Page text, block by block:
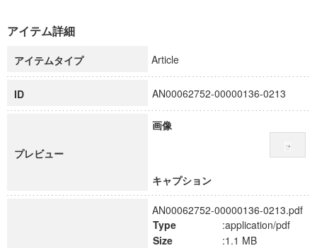
科学研究費補助金研究成果報告書
慶應義塾大学グローバルCOEプログラム市民社会ガバナンス
慶應義塾大学グローバルCOEプログラム論理と感性の先端的
博士課程教育リーディングプログラム「超成熟社会発展のサ
学術雑誌掲載論文等(8)
アイテム詳細
アイテムタイプ Article
ID AN00062752-00000136-0213
プレビュー
画像
キャプション
AN00062752-00000136-0213.pdf
Type
:application/pdf
Size
:1.1 MB